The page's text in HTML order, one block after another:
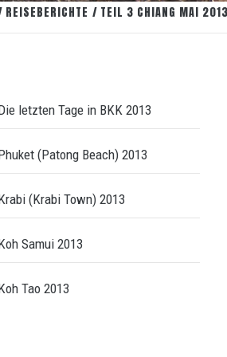
REISEBERICHTE TEIL 3 CHIANG MAI
letzten Tage in BKK 2013
(Patong Beach) 2013
(Krabi Town) 2013
Samui 2013
Tao 2013